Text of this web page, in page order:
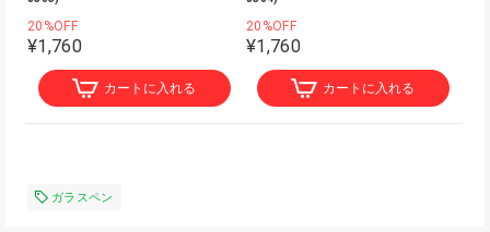
20%OFF
¥1,760
カートに入れる
20%OFF
¥1,760
カートに入れる
ガラスペン